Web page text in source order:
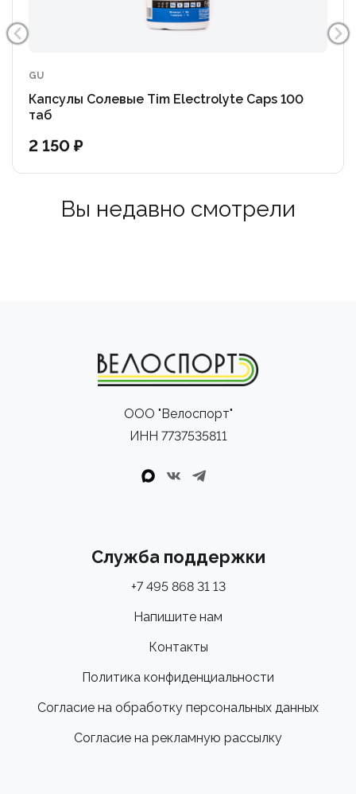
GU
Капсулы Солевые Tim Electrolyte Caps 100
таб
2 150 ₽
Вы недавно смотрели
ООО "Велоспорт"
ИНН 7737535811
Служба поддержки
+7 495 868 31 13
Напишите нам
Контакты
Политика конфиденциальности
Согласие на обработку персональных данных
Согласие на рекламную рассылку